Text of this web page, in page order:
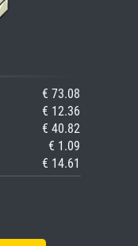
€ 73.08
€ 12.36
€ 40.82
€ 1.09
€ 14.61